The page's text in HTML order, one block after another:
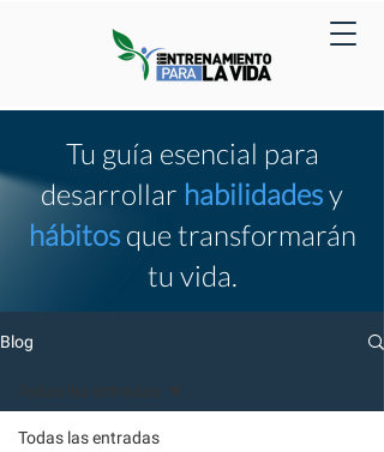
Tu guía esencial para
desarrollar habilidadesy
hábitos que transformarán
tu vida.
Blog
Todas las entradas